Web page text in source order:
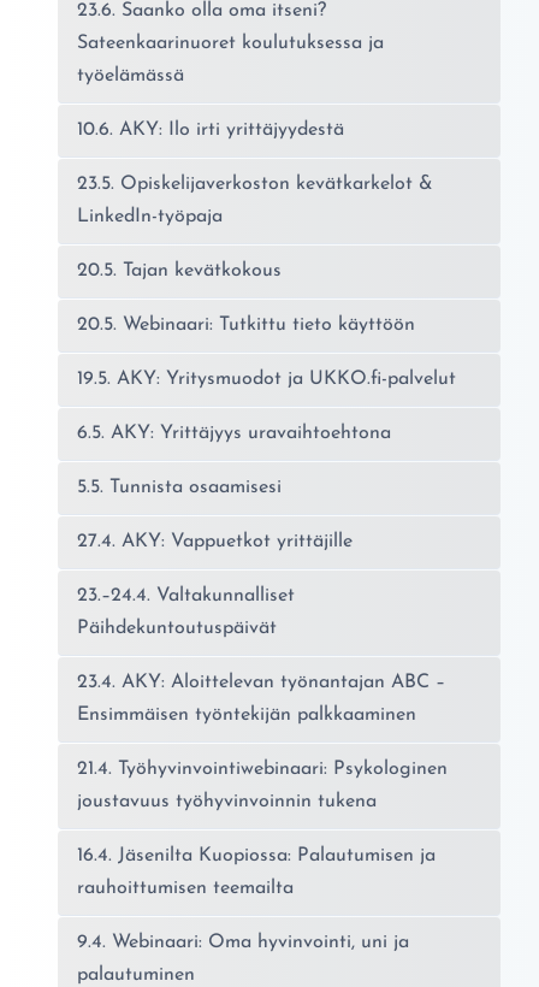
23.6. Saanko olla oma itseni?
Sateenkaarinuoret koulutuksessa ja
työelämässä
10.6. AKY: Ilo irti yrittäjyydestä
23.5. Opiskelijaverkoston kevätkarkelot &
LinkedIn-työpaja
20.5. Tajan kevätkokous
20.5. Webinaari: Tutkittu tieto käyttöön
19.5. AKY: Yritysmuodot ja UKKO.fi-palvelut
6.5. AKY: Yrittäjyys uravaihtoehtona
5.5. Tunnista osaamisesi
27.4. AKY: Vappuetkot yrittäjille
23.–24.4. Valtakunnalliset
Päihdekuntoutuspäivät
23.4. AKY: Aloittelevan työnantajan ABC –
Ensimmäisen työntekijän palkkaaminen
21.4. Työhyvinvointiwebinaari: Psykologinen
joustavuus työhyvinvoinnin tukena
16.4. Jäsenilta Kuopiossa: Palautumisen ja
rauhoittumisen teemailta
9.4. Webinaari: Oma hyvinvointi, uni ja
palautuminen